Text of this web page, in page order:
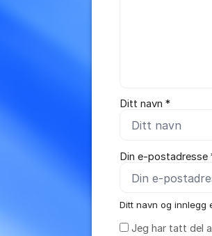
Ditt navn *
Din e-postadresse
Ditt navn og innlegg
Jeg har tatt del